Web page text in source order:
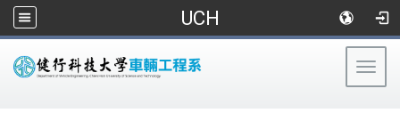
UCH